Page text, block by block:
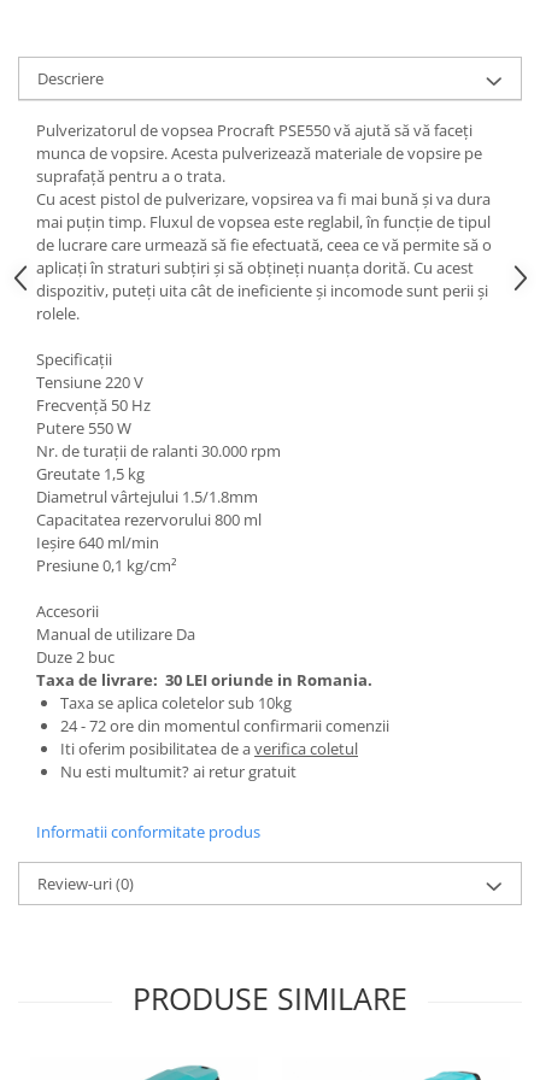
Zdrobitoare electrice & manuale
Zdrobitoare manuale
Masini de cusut si accesorii
Articole antidaunatori gradina
Sere si solarii
Suflante si aspiratoare exterior
Unelte altoit
Unelte manuale de gradina -
Stropitori
Folie si plase pt plante
Masini de maturat manuale
Masini batut stalpi
Kit-uri siguranta auto
Kit-uri Supravietuire si Accesorii
Curatenie si menaj
Accesorii ingrijire casa
Accesorii maturi, mopuri si galeti
Aparate de calcat
Aspiratoare electrice
Cutii depozitare diverse
Cutii pentru chei
Dulapuri si rafturi de depozitare
Maturi, mopuri si galeti
Organizatoare imbracaminte si
incaltaminte
Perii de curatare
Perii si aparate scame
Stergatoare geam
Umerase pentru haine si suporturi
Uscatoare si standere haine
Bucatarie si electrocasnice
Masini de carnati si accesorii
Espressoare si cafetiere
Masini de piper si nuci
tocat carne
Autocolant de bucatarie
Blendere
Accesorii pentru macarale
Macarale electrice
Macarale manuale
Aparate si instrumente de masurat
Rulete
Telemetre, nivele, sublere
Masini de polisat
Rindele electrice
Pistoale electrice aer cald
Pistoale electrice de vopsit
Echipamente de protectie
Cizme, bocanci, pantofi si galosi
Manusi si palmare
Ochelari si casti de protectie
Statii si pistoale de lipit
Statii si pistoale de lipit
Accesorii, consumabile, piese
Accesorii
Acumulatori si incarcatoare scule
electrice
Discuri taiere
Scule de mana
Accesorii masini de taiat placi
ceramice
Clesti si truse de sertizare
Descriere
Pulverizatorul de vopsea Procraft PSE550 vă ajută să vă faceți
munca de vopsire. Acesta pulverizează materiale de vopsire pe
suprafață pentru a o trata.
Cu acest pistol de pulverizare, vopsirea va fi mai bună și va dura
mai puțin timp. Fluxul de vopsea este reglabil, în funcție de tipul
de lucrare care urmează să fie efectuată, ceea ce vă permite să o
aplicați în straturi subțiri și să obțineți nuanța dorită. Cu acest
dispozitiv, puteți uita cât de ineficiente și incomode sunt perii și
rolele.
Specificații
Tensiune 220 V
Frecvență 50 Hz
Putere 550 W
Nr. de turații de ralanti 30.000 rpm
Greutate 1,5 kg
Diametrul vârtejului 1.5/1.8mm
Capacitatea rezervorului 800 ml
Ieșire 640 ml/min
Presiune 0,1 kg/cm²
Accesorii
Manual de utilizare Da
Duze 2 buc
Taxa de livrare: 30 LEI oriunde in Romania.
Taxa se aplica coletelor sub 10kg
24 - 72 ore din momentul confirmarii comenzii
Iti oferim posibilitatea de averifica coletul
Nu esti multumit? ai retur gratuit
Informatii conformitate produs
Review-uri(0)
PRODUSE SIMILARE